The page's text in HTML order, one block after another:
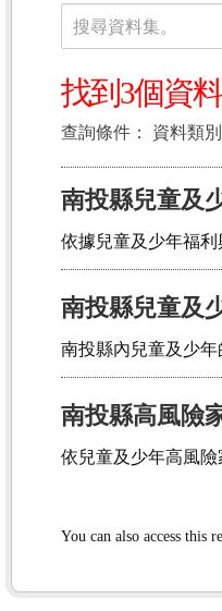
資料集
搜尋資料集。
找到3個資
查詢條件： 資料類
南投縣兒童及
依據兒童及少年福
南投縣兒童及
南投縣內兒童及少
南投縣高風險
依兒童及少年高風
You can also access this